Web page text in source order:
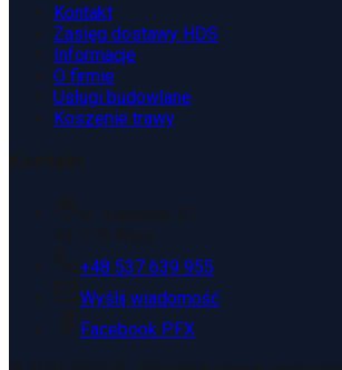
Kontakt
Zasięg dostawy HDS
Informacje
O firmie
Usługi budowlane
Koszenie trawy
+48 537 639 955
Wyślij wiadomość
Facebook PFX